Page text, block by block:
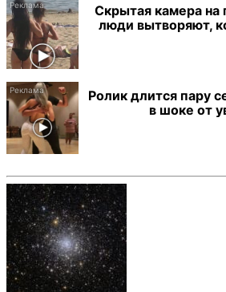
Скрытая камера
люди вытворяют,
Ролик длится пару
в шоке от